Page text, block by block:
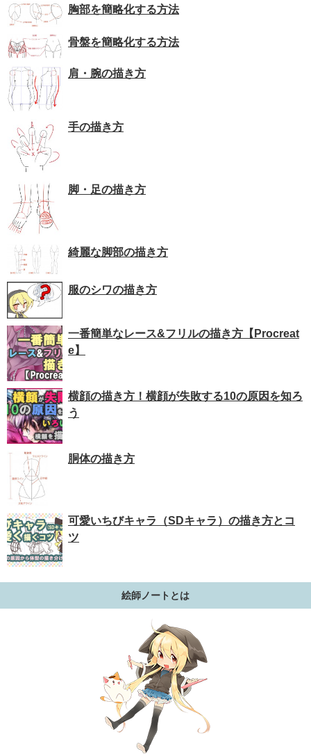
胸部を簡略化する方法
骨盤を簡略化する方法
肩・腕の描き方
手の描き方
脚・足の描き方
綺麗な脚部の描き方
服のシワの描き方
一番簡単なレース&フリルの描き方【Procreat
e】
横顔の描き方！横顔が失敗する10の原因を知ろ
う
胴体の描き方
可愛いちびキャラ（SDキャラ）の描き方とコ
ツ
絵師ノートとは